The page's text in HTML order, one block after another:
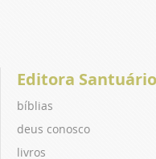
Editora Santuário
bíblias
deus conosco
livros